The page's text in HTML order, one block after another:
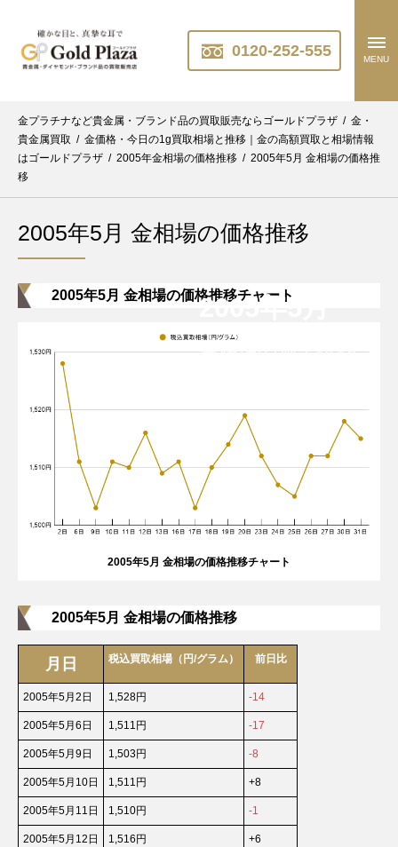
0120-252-555 MENU
金プラチナなど貴金属・ブランド品の買取販売ならゴールドプラザ / 金・
貴金属買取 / 金価格・今日の1g買取相場と推移｜金の高額買取と相場情報
はゴールドプラザ / 2005年金相場の価格推移 / 2005年5月 金相場の価格推
移
2005年5月 金相場の価格推移
2005年5月
金相場の過去推移
2005年5月 金相場の価格推移チャート
2005年5月 金相場の価格推移チャート
2005年5月 金相場の価格推移
月日 税込買取相場（円/グラム） 前日比
2005年5月2日 1,528円 -14
2005年5月6日 1,511円 -17
2005年5月9日 1,503円 -8
2005年5月10日 1,511円 +8
2005年5月11日 1,510円 -1
2005年5月12日 1,516円 +6